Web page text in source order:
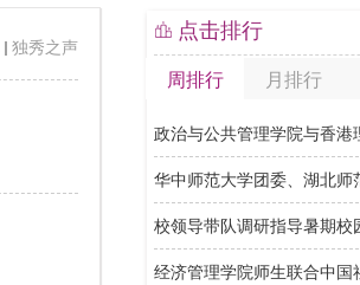
独秀之声
点击排行
周排行 月排行